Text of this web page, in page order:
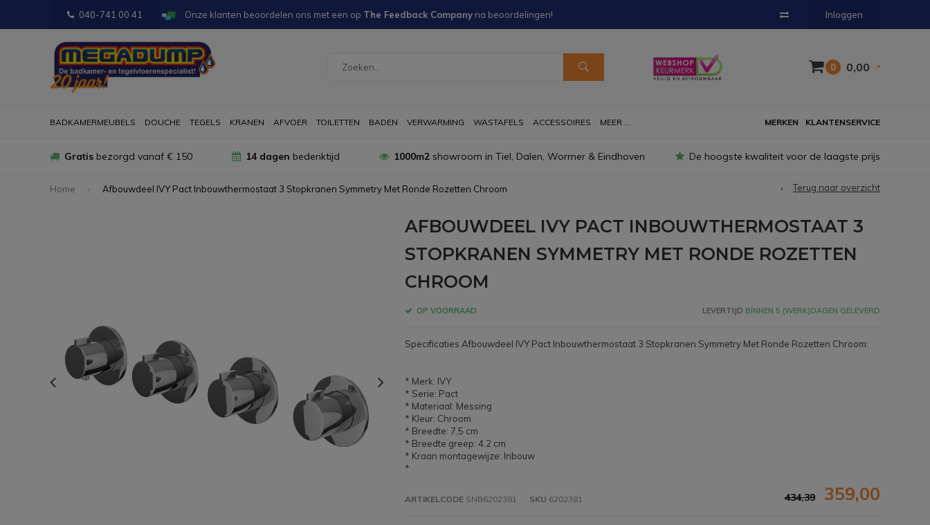
040-741 00 41 Onze klanten beoordelen ons met een op The Feedback Company na beoordelingen! Inloggen
0 0,00
BADKAMERMEUBELS DOUCHE TEGELS KRANEN AFVOER TOILETTEN BADEN VERWARMING WASTAFELS ACCESSOIRES MEER ... KLANTENSERVICE
MERKEN
Gratis bezorgd vanaf € 150 14 dagen bedenktijd 1000m2showroom in Tiel, Dalen, Wormer & Eindhoven De hoogste kwaliteit voor de laagste prijs
Home Afbouwdeel IVY Pact Inbouwthermostaat 3 Stopkranen Symmetry Met Ronde Rozetten Chroom Terug naar overzicht
AFBOUWDEEL IVY PACT INBOUWTHERMOSTAAT 3
STOPKRANEN SYMMETRY MET RONDE ROZETTEN
CHROOM
OP VOORRAAD LEVERTIJD BINNEN 5 (WERK)DAGEN GELEVERD
Specificaties Afbouwdeel IVY Pact Inbouwthermostaat 3 Stopkranen Symmetry Met Ronde Rozetten Chroom:
* Merk: IVY
* Serie: Pact
* Materiaal: Messing
* Kleur: Chroom
* Breedte: 7,5 cm
* Breedte greep: 4,2 cm
* Kraan montagewijze: Inbouw
*
ARTIKELCODESNB6202381 SKU 6202381 434,39 359,00